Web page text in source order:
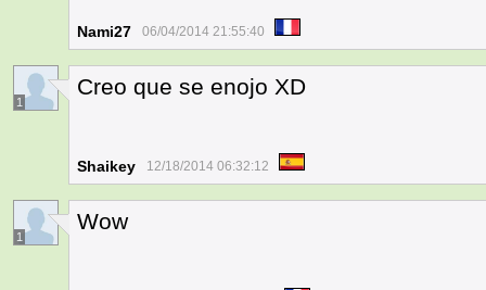
Nami27 06/04/2014 21:55:40
1
Creo que se enojo XD
Shaikey 12/18/2014 06:32:12
1
Wow